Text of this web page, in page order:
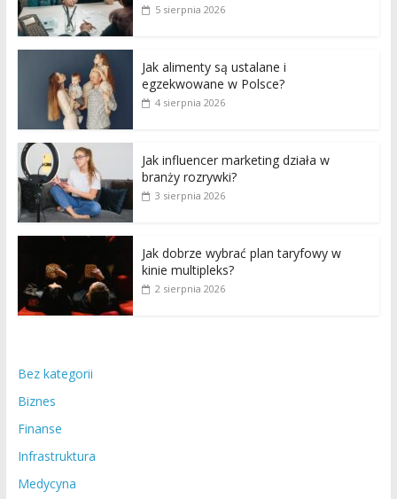
5 sierpnia 2026
Jak alimenty są ustalane i
egzekwowane w Polsce?
4 sierpnia 2026
Jak influencer marketing działa w
branży rozrywki?
3 sierpnia 2026
Jak dobrze wybrać plan taryfowy w
kinie multipleks?
2 sierpnia 2026
Bez kategorii
Biznes
Finanse
Infrastruktura
Medycyna